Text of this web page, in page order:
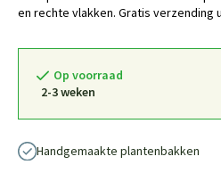
en rechte vlakken. Gratis verzending
Op voorraad
2-3 weken
Handgemaakte plantenbakken